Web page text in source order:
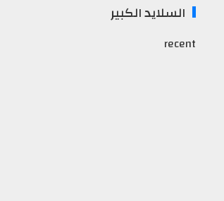
السلايد الكبير
recent